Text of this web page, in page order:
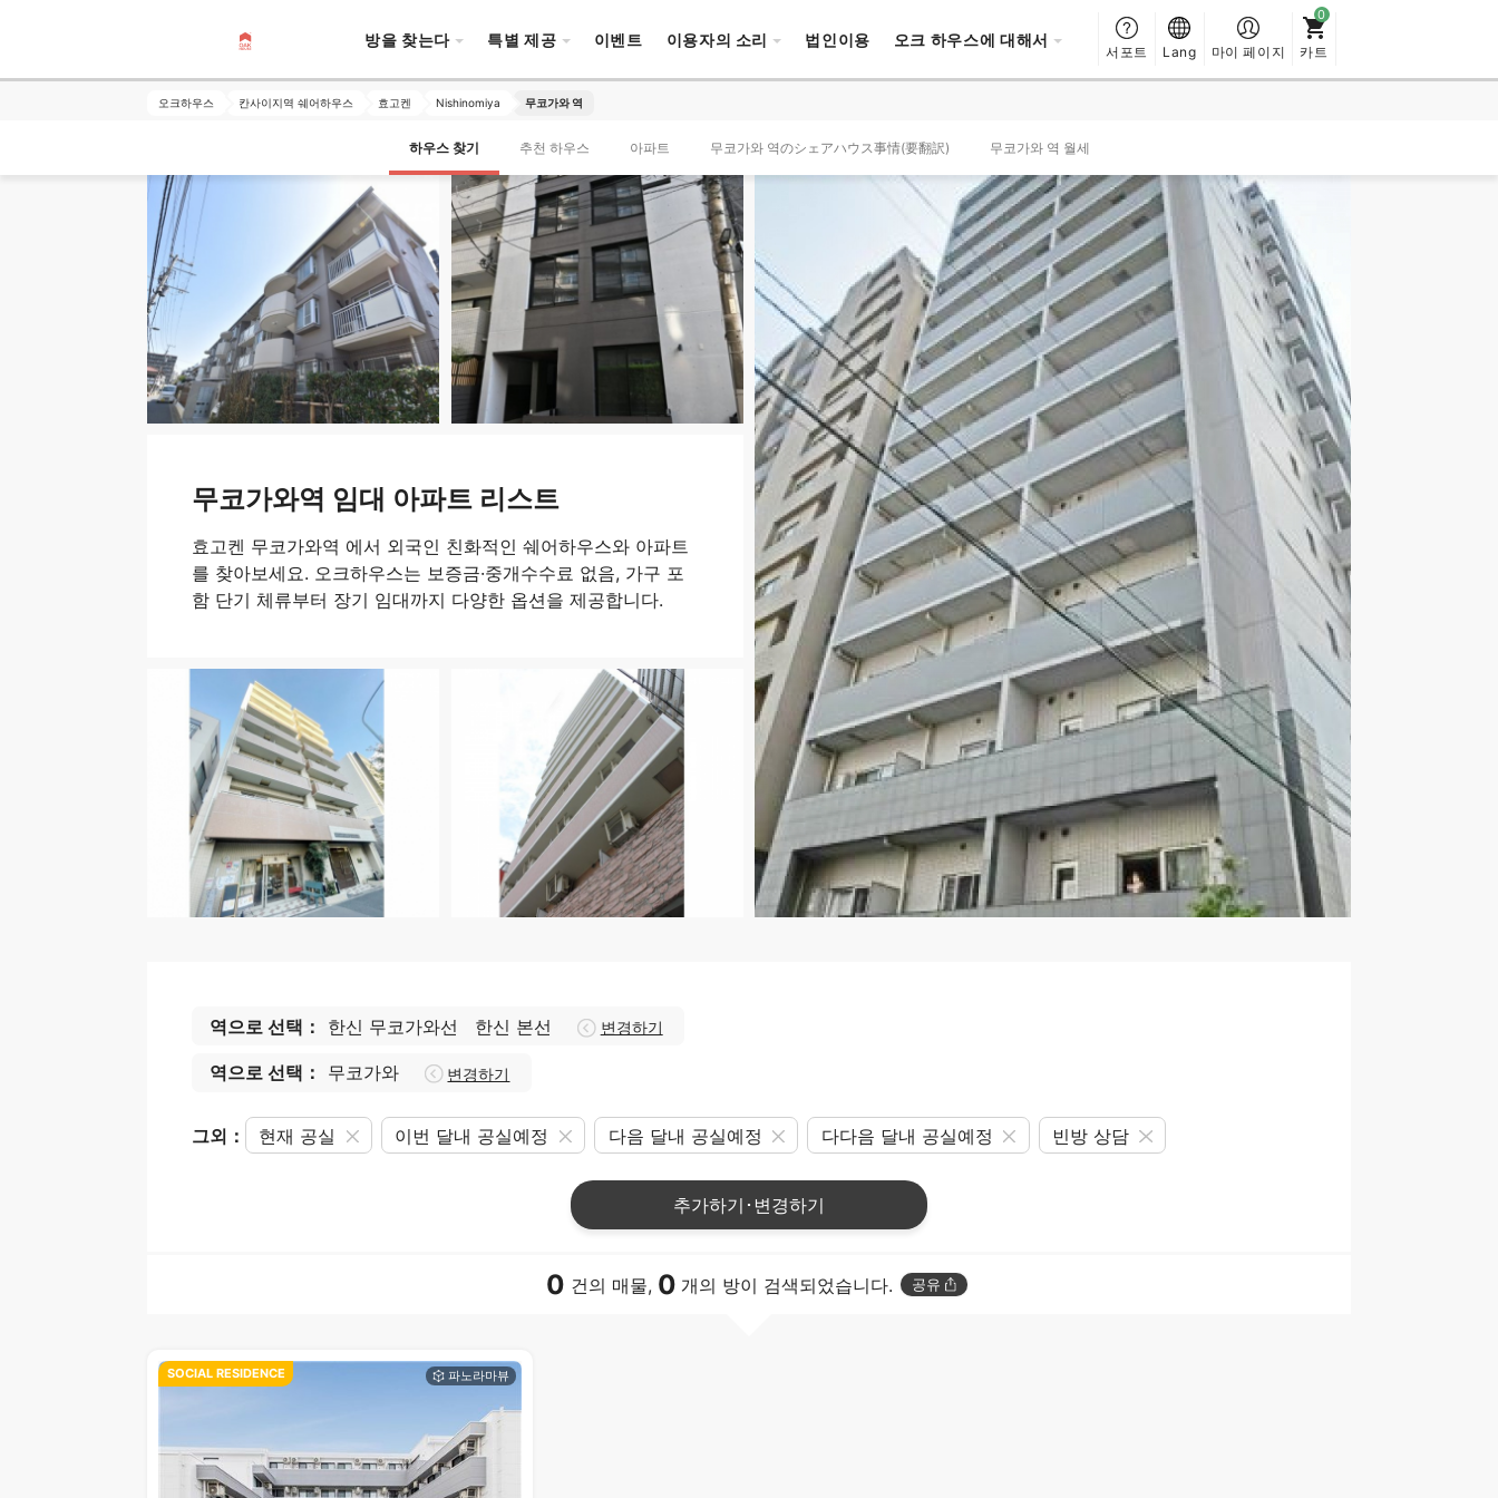
방을 찾는다 특별 제공 이벤트 이용자의 소리 법인이용 오크 하우스에 대해서
서포트 Lang 마이 페이지 카트
오크하우스 칸사이지역 쉐어하우스 효고켄 Nishinomiya 무코가와 역
하우스 찾기 추천 하우스 아파트 무코가와 역のシェアハウス事情(要翻訳) 무코가와 역 월세
무코가와역 임대 아파트 리스트
효고켄 무코가와역 에서 외국인 친화적인 쉐어하우스와 아파트
를 찾아보세요. 오크하우스는 보증금·중개수수료 없음, 가구 포
함 단기 체류부터 장기 임대까지 다양한 옵션을 제공합니다.
역으로 선택： 한신 무코가와선 한신 본선 변경하기
역으로 선택： 무코가와 변경하기
그외： 현재 공실 이번 달내 공실예정 다음 달내 공실예정 다다음 달내 공실예정 빈방 상담
추가하기･변경하기
0 건의 매물, 0 개의 방이 검색되었습니다. 공유
SOCIAL RESIDENCE